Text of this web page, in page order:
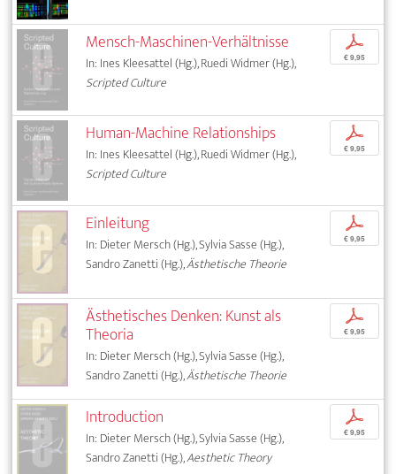
Mensch-Maschinen-Verhältnisse
In: Ines Kleesattel (Hg.), Ruedi Widmer (Hg.),
Scripted Culture
p
€ 9,95
Human-Machine Relationships
In: Ines Kleesattel (Hg.), Ruedi Widmer (Hg.),
Scripted Culture
p
€ 9,95
Einleitung
In: Dieter Mersch (Hg.), Sylvia Sasse (Hg.),
Sandro Zanetti (Hg.),Ästhetische Theorie
p
€ 9,95
Ästhetisches Denken: Kunst als
Theoria
In: Dieter Mersch (Hg.), Sylvia Sasse (Hg.),
Sandro Zanetti (Hg.),Ästhetische Theorie
p
€ 9,95
Introduction
In: Dieter Mersch (Hg.), Sylvia Sasse (Hg.),
Sandro Zanetti (Hg.),Aesthetic Theory
p
€ 9,95